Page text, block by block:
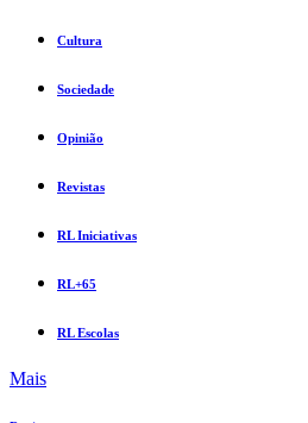
Cultura
Sociedade
Opinião
Revistas
RL Iniciativas
RL+65
RL Escolas
Mais